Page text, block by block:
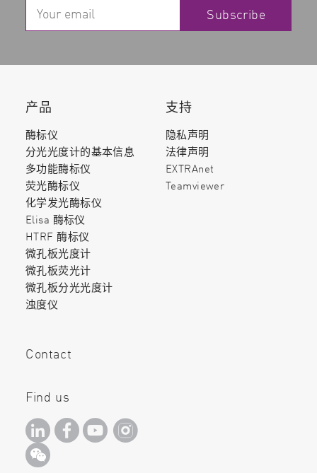
Subscribe
产品
酶标仪
分光光度计的基本信息
多功能酶标仪
荧光酶标仪
化学发光酶标仪
Elisa 酶标仪
HTRF 酶标仪
微孔板光度计
微孔板荧光计
微孔板分光光度计
浊度仪
支持
隐私声明
法律声明
EXTRAnet
Teamviewer
Contact
Find us